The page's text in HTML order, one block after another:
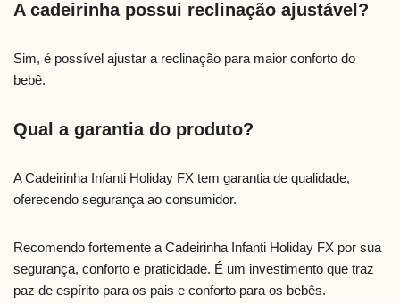
A cadeirinha possui reclinação ajustável?
Sim, é possível ajustar a reclinação para maior conforto do
bebê.
Qual a garantia do produto?
A Cadeirinha Infanti Holiday FX tem garantia de qualidade,
oferecendo segurança ao consumidor.
Recomendo fortemente a Cadeirinha Infanti Holiday FX por sua
segurança, conforto e praticidade. É um investimento que traz
paz de espírito para os pais e conforto para os bebês.